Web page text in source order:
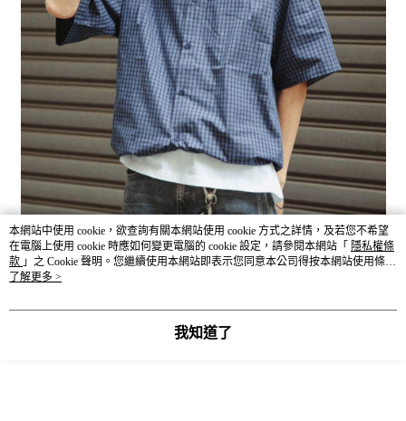
本網站中使用 cookie，欲查詢有關本網站使用 cookie 方式之詳情，及若您不希望
在電腦上使用 cookie 時應如何變更電腦的 cookie 設定，請參閱本網站「 隱私權條
款 」之 Cookie 聲明。您繼續使用本網站即表示您同意本公司得按本網站使用條款
之 Cookie 聲明使用 cookie。
了解更多 >
我知道了